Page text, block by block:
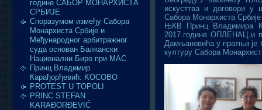
године САБОР МОНАРХИСТА
СРБИЈЕ
Споразумом између Сабора
Монархиста Србије и
Међународног арбитражног
суда основан Балкански
Национални Биро при МАС
Принц Владимир
Карађорђевић: KOСОВО
PROTEST U TOPOLI
PRINC STEFAN
KARAĐORĐEVIĆ
искусттва и договори у
Сабора Монархиста
ЊКВ Принц Владимира
2017.године ОПЛЕНАЦ.и
Дамњановића у пратњи је
културу Сабора